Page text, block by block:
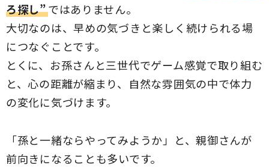
ろ探し”ではありません。
大切なのは、早めの気づきと楽しく続けられる場
につなぐことです。
とくに、お孫さんと三世代でゲーム感覚で取り組む
と、心の距離が縮まり、自然な雰囲気の中で体力
の変化に気づけます。
「孫と一緒ならやってみようか」と、親御さんが
前向きになることも多いです。